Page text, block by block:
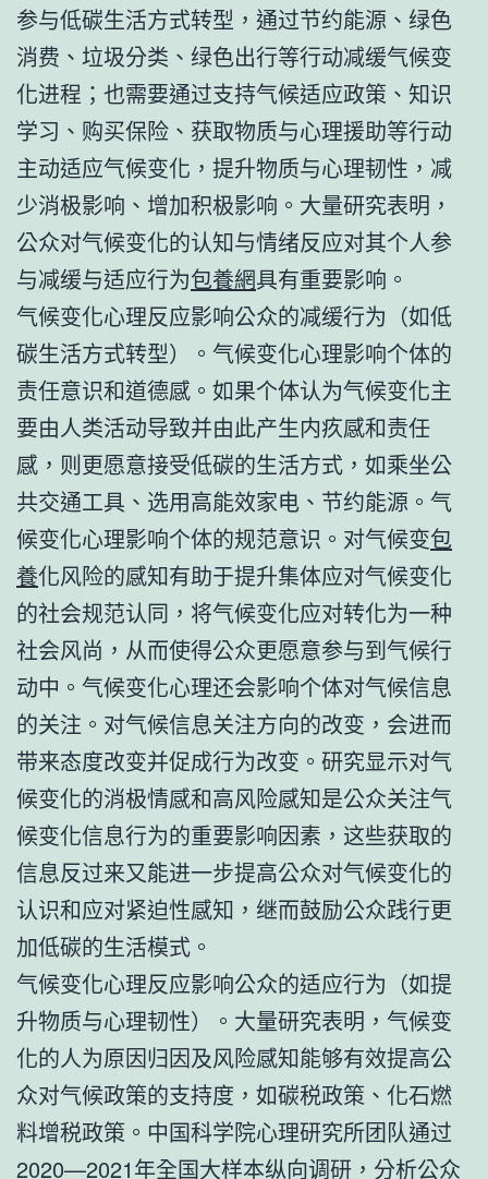
参与低碳生活方式转型，通过节约能源、绿色
消费、垃圾分类、绿色出行等行动减缓气候变
化进程；也需要通过支持气候适应政策、知识
学习、购买保险、获取物质与心理援助等行动
主动适应气候变化，提升物质与心理韧性，减
少消极影响、增加积极影响。大量研究表明，
公众对气候变化的认知与情绪反应对其个人参
与减缓与适应行为包養網具有重要影响。
气候变化心理反应影响公众的减缓行为（如低
碳生活方式转型）。气候变化心理影响个体的
责任意识和道德感。如果个体认为气候变化主
要由人类活动导致并由此产生内疚感和责任
感，则更愿意接受低碳的生活方式，如乘坐公
共交通工具、选用高能效家电、节约能源。气
候变化心理影响个体的规范意识。对气候变包
養化风险的感知有助于提升集体应对气候变化
的社会规范认同，将气候变化应对转化为一种
社会风尚，从而使得公众更愿意参与到气候行
动中。气候变化心理还会影响个体对气候信息
的关注。对气候信息关注方向的改变，会进而
带来态度改变并促成行为改变。研究显示对气
候变化的消极情感和高风险感知是公众关注气
候变化信息行为的重要影响因素，这些获取的
信息反过来又能进一步提高公众对气候变化的
认识和应对紧迫性感知，继而鼓励公众践行更
加低碳的生活模式。
气候变化心理反应影响公众的适应行为（如提
升物质与心理韧性）。大量研究表明，气候变
化的人为原因归因及风险感知能够有效提高公
众对气候政策的支持度，如碳税政策、化石燃
料增税政策。中国科学院心理研究所团队通过
2020—2021年全国大样本纵向调研，分析公众